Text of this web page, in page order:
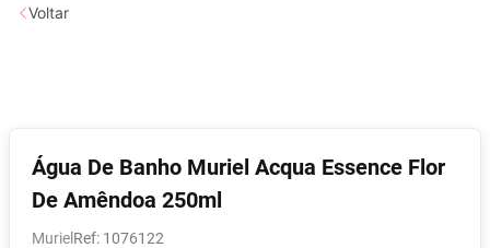
Água De Banho Muriel Acqua Essence Flor
De Amêndoa 250ml
Muriel : 1076122
Voltar
2
5º Fralda G
6º Shampoo
7º Desodorante
8º Absorvente